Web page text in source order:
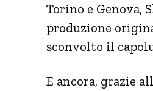
Torino e Genova,
produzione
sconvolto il
E ancora, grazie